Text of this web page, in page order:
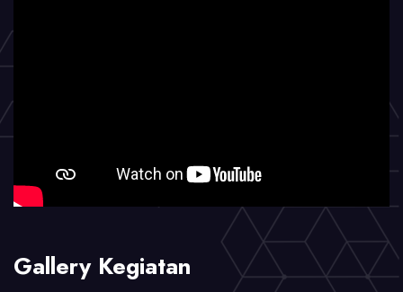
Gallery Kegiatan